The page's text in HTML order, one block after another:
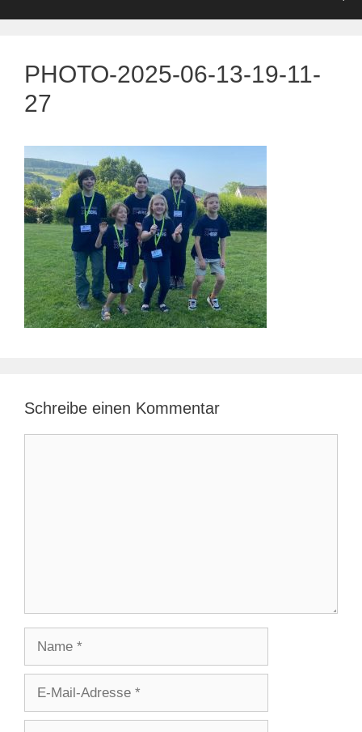
PHOTO-2025-06-13-19-11-
27
Schreibe einen Kommentar
Adresse